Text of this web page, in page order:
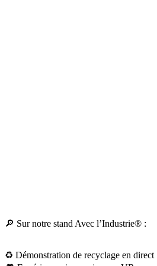
🔎 Sur notre stand Avec l’Industrie® :
♻ Démonstration de recyclage en direct